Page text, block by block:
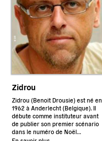
Zidrou
Zidrou (Benoit Drousie) est né en
1962 à Anderlecht (Belgique). Il
débute comme instituteur avant
de publier son premier scénario
dans le numéro de Noël…